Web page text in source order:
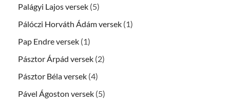
Palágyi Lajos versek (5)
Pálóczi Horváth Ádám versek (1)
Pap Endre versek (1)
Pásztor Árpád versek (2)
Pásztor Béla versek (4)
Pável Ágoston versek (5)